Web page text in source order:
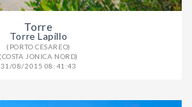
Torre
Torre Lapillo
(PORTO CESAREO)
(COSTA JONICA NORD)
31/08/2015 08:41:43